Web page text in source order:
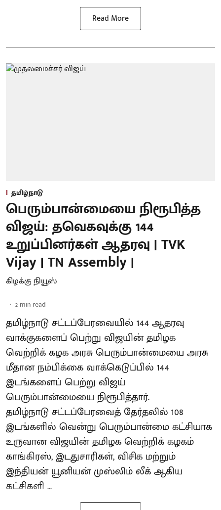
Read More
தமிழ்நாடு
பெரும்பான்மையை நிரூபித்த
விஜய்: தவெகவுக்கு 144
உறுப்பினர்கள் ஆதரவு | TVK
Vijay | TN Assembly |
கிழக்கு நியூஸ்
2 min read
தமிழ்நாடு சட்டப்பேரவையில் 144 ஆதரவு
வாக்குகளைப் பெற்று விஜயின் தமிழக
வெற்றிக் கழக அரசு பெரும்பான்மையை அரசு
மீதான நம்பிக்கை வாக்கெடுப்பில் 144
இடங்களைப் பெற்று விஜய்
பெரும்பான்மையை நிரூபித்தார்.
தமிழ்நாடு சட்டப்பேரவைத் தேர்தலில் 108
இடங்களில் வென்று பெரும்பான்மை கட்சியாக
உருவான விஜயின் தமிழக வெற்றிக் கழகம்
காங்கிரஸ், இடதுசாரிகள், விசிக மற்றும்
இந்தியன் யூனியன் முஸ்லிம் லீக் ஆகிய
கட்சிகளி ...